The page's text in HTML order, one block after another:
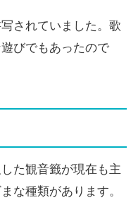
されていました。歌
びでもあったので
た観音籤が現在も主
な種類があります。